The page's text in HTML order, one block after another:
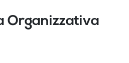
Organizzativa